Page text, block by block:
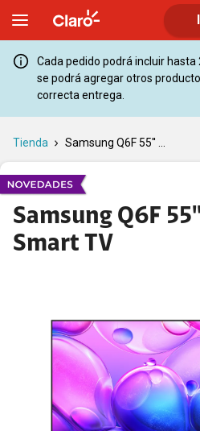
Cada pedido podrá incluir
se podrá agregar otros
correcta entrega.
Tienda Samsung Q6F 55'' ...
Samsung Q6F
Smart TV
Samsung Q6F 55'' 4K QLED Smart